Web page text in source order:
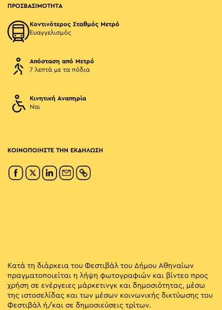
ΠΡΟΣΒΑΣΙΜΟΤΗΤΑ
Κοντινότερος Σταθμός Μετρό
Ευαγγελισμός
Απόσταση από Μετρό
7 λεπτά με τα πόδια
Κινητική Αναπηρία
Ναι
ΚΟΙΝΟΠΟΙΗΣΤΕ ΤΗΝ ΕΚΔΗΛΩΣΗ
Κατά τη διάρκεια του Φεστιβάλ του Δήμου Αθηναίων
πραγματοποιείται η λήψη φωτογραφιών και βίντεο προς
χρήση σε ενέργειες μάρκετινγκ και δημοσιότητας, μέσω
της ιστοσελίδας και των μέσων κοινωνικής δικτύωσης του
Φεστιβάλ ή/και σε δημοσιεύσεις τρίτων.